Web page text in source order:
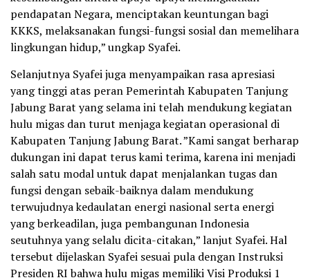
pendapatan Negara, menciptakan keuntungan bagi
KKKS, melaksanakan fungsi-fungsi sosial dan memelihara
lingkungan hidup,” ungkap Syafei.
Selanjutnya Syafei juga menyampaikan rasa apresiasi
yang tinggi atas peran Pemerintah Kabupaten Tanjung
Jabung Barat yang selama ini telah mendukung kegiatan
hulu migas dan turut menjaga kegiatan operasional di
Kabupaten Tanjung Jabung Barat. ”Kami sangat berharap
dukungan ini dapat terus kami terima, karena ini menjadi
salah satu modal untuk dapat menjalankan tugas dan
fungsi dengan sebaik-baiknya dalam mendukung
terwujudnya kedaulatan energi nasional serta energi
yang berkeadilan, juga pembangunan Indonesia
seutuhnya yang selalu dicita-citakan,” lanjut Syafei. Hal
tersebut dijelaskan Syafei sesuai pula dengan Instruksi
Presiden RI bahwa hulu migas memiliki Visi Produksi 1